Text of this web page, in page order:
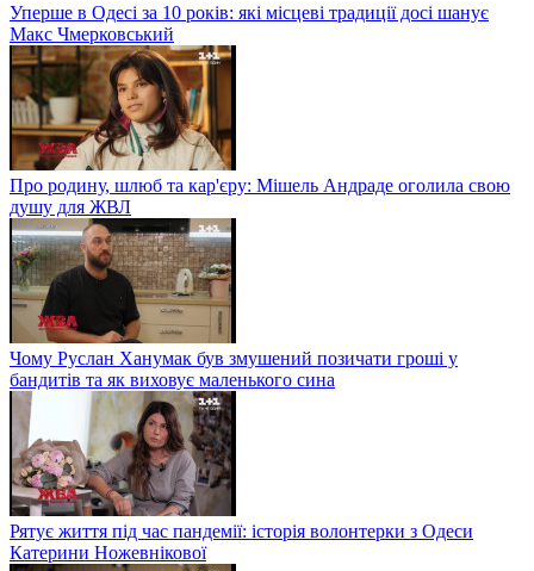
Уперше в Одесі за 10 років: які місцеві традиції досі шанує
Макс Чмерковський
Про родину, шлюб та кар'єру: Мішель Андраде оголила свою
душу для ЖВЛ
Чому Руслан Ханумак був змушений позичати гроші у
бандитів та як виховує маленького сина
Рятує життя під час пандемії: історія волонтерки з Одеси
Катерини Ножевнікової